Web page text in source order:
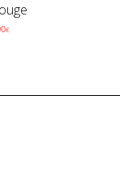
initial était :
€